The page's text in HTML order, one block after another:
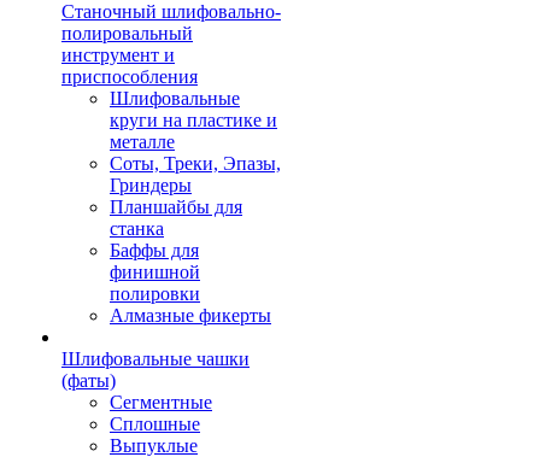
Станочный шлифовально-
полировальный
инструмент и
приспособления
Шлифовальные
круги на пластике и
металле
Соты, Треки, Эпазы,
Гриндеры
Планшайбы для
станка
Баффы для
финишной
полировки
Алмазные фикерты
Шлифовальные чашки
(фаты)
Сегментные
Сплошные
Выпуклые